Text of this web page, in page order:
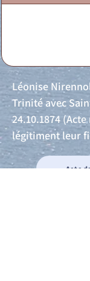
Léonise
Trinité avec
24.10.1874 (Acte
légitiment leur
Acte